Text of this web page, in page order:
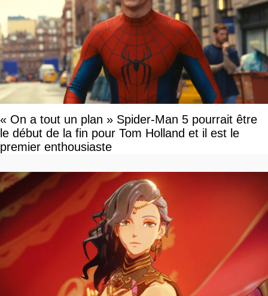
« On a tout un plan » Spider-Man 5 pourrait être
le début de la fin pour Tom Holland et il est le
premier enthousiaste